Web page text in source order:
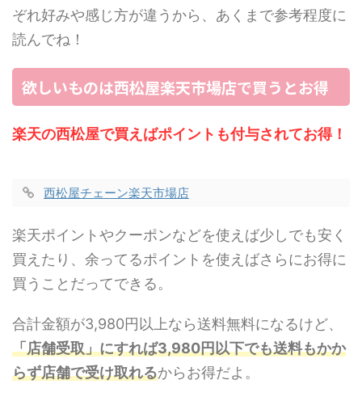
ぞれ好みや感じ方が違うから、あくまで参考程度に
読んでね！
欲しいものは西松屋楽天市場店で買うとお得
楽天の西松屋で買えばポイントも付与されてお得！
西松屋チェーン楽天市場店
楽天ポイントやクーポンなどを使えば少しでも安く
買えたり、余ってるポイントを使えばさらにお得に
買うことだってできる。
合計金額が3,980円以上なら送料無料になるけど、
「店舗受取」にすれば3,980円以下でも送料もかか
らず店舗で受け取れるからお得だよ。